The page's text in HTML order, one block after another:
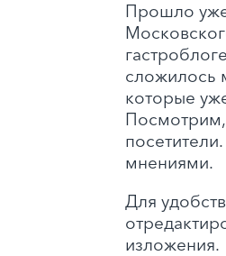
Прошло уже
сложилось
которые
мнениями.
Для
изложения.